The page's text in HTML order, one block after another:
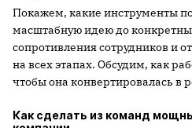
Покажем, какие инструменты
масштабную идею до
сопротивления сотрудников и
на всех этапах. Обсудим, как
чтобы она конвертировалась в
Как сделать из команд